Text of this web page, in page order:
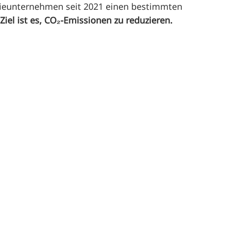
seit 2021 einen bestimmten
Ziel ist es, CO₂-Emissionen zu reduzieren.